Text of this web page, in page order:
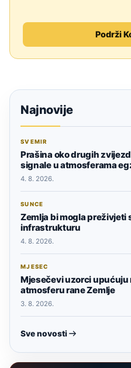
Podrži
Najnovije
SVEMIR
Prašina oko drugih
signale u atmosferama
4. 8. 2026.
SUNCE
Zemlja bi mogla preživjeti
infrastrukturu
4. 8. 2026.
MJESEC
Mjesečevi uzorci
atmosferu rane Zemlje
3. 8. 2026.
Sve novosti